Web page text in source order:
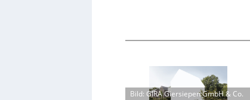
Bild: GIRA Giersiepen GmbH & Co.